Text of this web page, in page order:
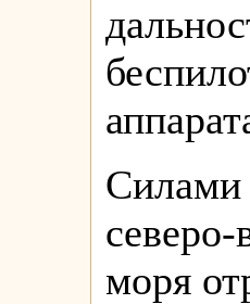
Силами
моря